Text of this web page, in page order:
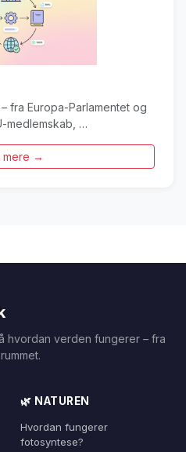
fra Europa-Parlamentet og
medlemskab, …
mere →
hvordan verden fungerer – fra
🌿 NATUREN
Hvordan fungerer
fotosyntese?